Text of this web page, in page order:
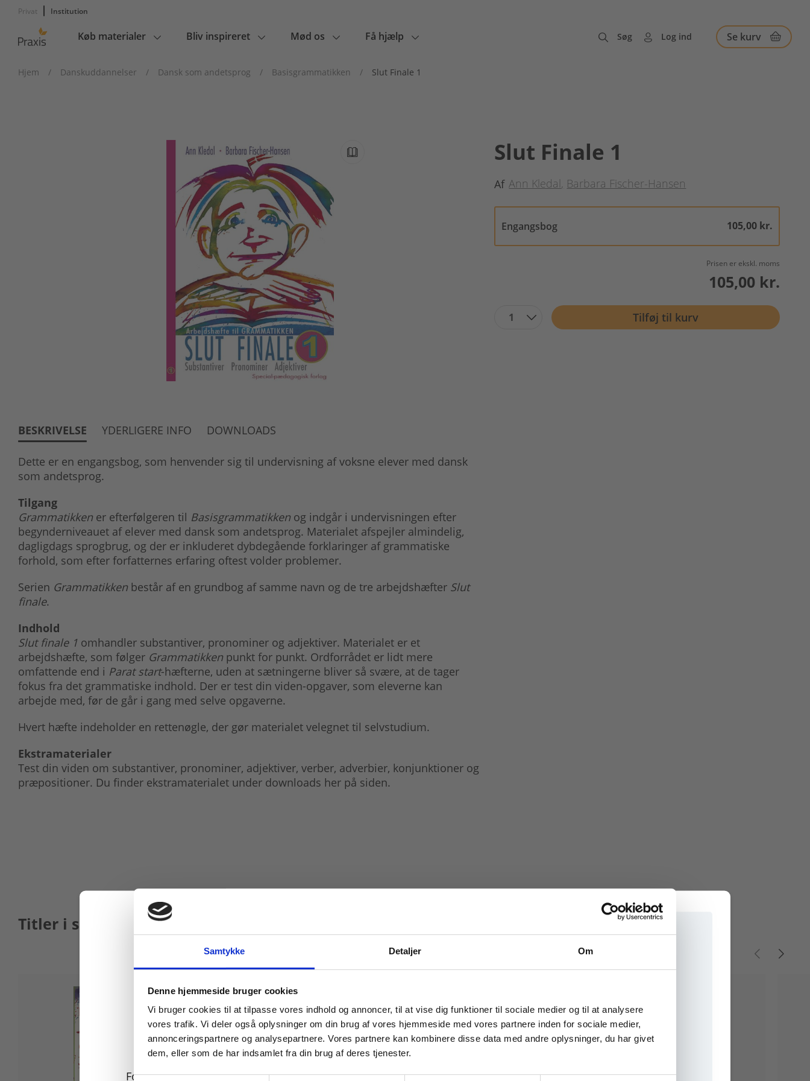
Samtykke Detaljer Om
Denne hjemmeside bruger cookies
Vi bruger cookies til at tilpasse vores indhold og annoncer, til at vise dig funktioner til sociale medier og til at analysere
vores trafik. Vi deler også oplysninger om din brug af vores hjemmeside med vores partnere inden for sociale medier,
annonceringspartnere og analysepartnere. Vores partnere kan kombinere disse data med andre oplysninger, du har givet
dem, eller som de har indsamlet fra din brug af deres tjenester.
Privat Institution
Main
Køb materialer Bliv inspireret Mød os Få hjælp Søg Log ind Se kurv
Hjem / Danskuddannelser / Dansk som andetsprog / Basisgrammatikken / Slut Finale 1
Slut Finale 1
Af Ann Kledal Barbara Fischer-Hansen
Engangsbog 105,00 kr.
Prisen er ekskl. moms
105,00 kr.
1 Tilføj til kurv
BESKRIVELSE YDERLIGERE INFO DOWNLOADS
Dette er en engangsbog, som henvender sig til undervisning af voksne elever med dansk
som andetsprog.
Tilgang
Grammatikken er efterfølgeren til Basisgrammatikken og indgår i undervisningen efter
begynderniveauet af elever med dansk som andetsprog. Materialet afspejler almindelig,
dagligdags sprogbrug, og der er inkluderet dybdegående forklaringer af grammatiske
forhold, som efter forfatternes erfaring oftest volder problemer.
Serien Grammatikken består af en grundbog af samme navn og de tre arbejdshæfter Slut
finale.
Indhold
Slut finale 1 omhandler substantiver, pronominer og adjektiver. Materialet er et
arbejdshæfte, som følger Grammatikken punkt for punkt. Ordforrådet er lidt mere
omfattende end i Parat start-hæfterne, uden at sætningerne bliver så svære, at de tager
fokus fra det grammatiske indhold. Der er test din viden-opgaver, som eleverne kan
arbejde med, før de går i gang med selve opgaverne.
Hvert hæfte indeholder en rettenøgle, der gør materialet velegnet til selvstudium.
Ekstramaterialer
Test din viden om substantiver, pronominer, adjektiver, verber, adverbier, konjunktioner og
præpositioner. Du finder ekstramaterialet under downloads her på siden.
Titler i serien
Køb læremidler og find masterclasses mm.
For privatkunder og
For institutioner og
Tilgå dine onlinematerialer